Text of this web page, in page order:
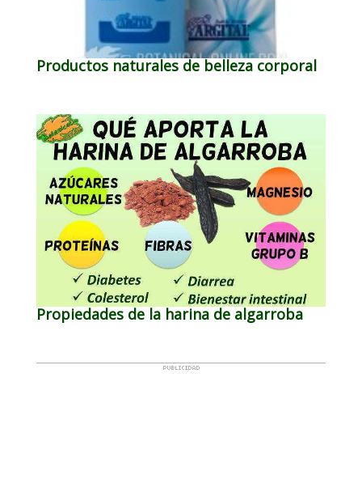
Productos naturales de belleza corporal
Propiedades de la harina de algarroba